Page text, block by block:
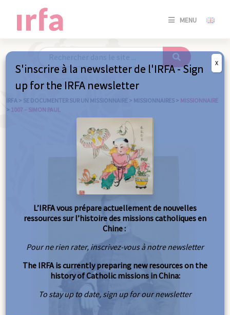
MENU
SE
/
IRFA > SE DOCUMENTER SUR UN MISSIONNAIRE > MISSIONNAIRES > MISSIONNAIRE
> 1007 – SIMON PAUL
S'inscrire à la newsletter de l'IRFA - Sign
up for the IRFA newsletter
L’IRFA vous prépare actuellement de nouvelles
ressources sur l’histoire des missions catholiques en
Chine :
Pour ne rien rater, inscrivez-vous à notre newsletter
The IRFA is currently preparing new resources on the
history of Catholic missions in China:
To stay up to date, sign up for our newsletter
X